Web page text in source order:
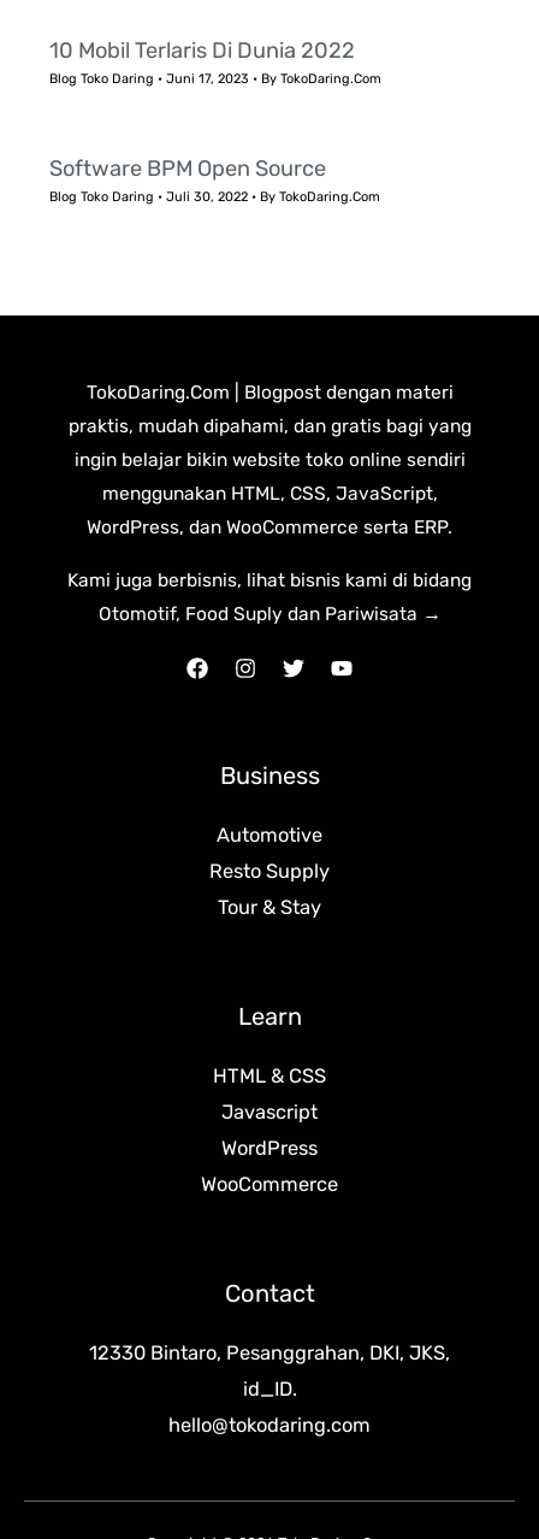
10 Mobil Terlaris Di Dunia 2022
Blog Toko Daring •Juni 17, 2023 • ByTokoDaring.Com
Software BPM Open Source
Blog Toko Daring •Juli 30, 2022 • ByTokoDaring.Com
TokoDaring.Com | Blogpost dengan materi
praktis, mudah dipahami, dan gratis bagi yang
ingin belajar bikin website toko online sendiri
menggunakan HTML, CSS, JavaScript,
WordPress, dan WooCommerce serta ERP.
Kami juga berbisnis, lihat bisnis kami di bidang
Otomotif, Food Suply dan Pariwisata →
Business
Automotive
Resto Supply
Tour & Stay
Learn
HTML & CSS
Javascript
WordPress
WooCommerce
Contact
12330 Bintaro, Pesanggrahan, DKI, JKS,
id_ID.
hello@tokodaring.com